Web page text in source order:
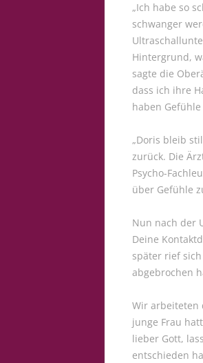
„Ich habe so
schwanger
Hintergrund,
sagte die
dass ich ihre
haben Gefühle
„Doris bleib
zurück. Die
Psycho-
über Gefühle
Nun nach der
Deine
später rief
abgebrochen
Wir arbeiteten
junge Frau
lieber Gott,
entschieden